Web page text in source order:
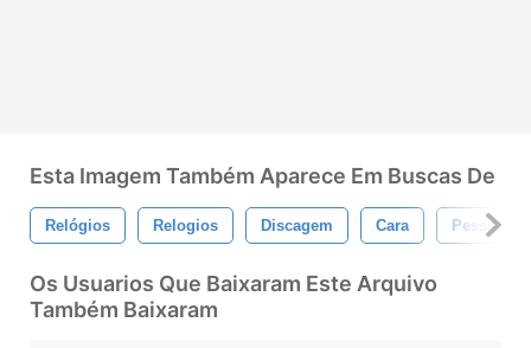
Esta Imagem Também Aparece Em Buscas De
Relógios Relogios Discagem Cara Pessoas
Os Usuarios Que Baixaram Este Arquivo
Também Baixaram